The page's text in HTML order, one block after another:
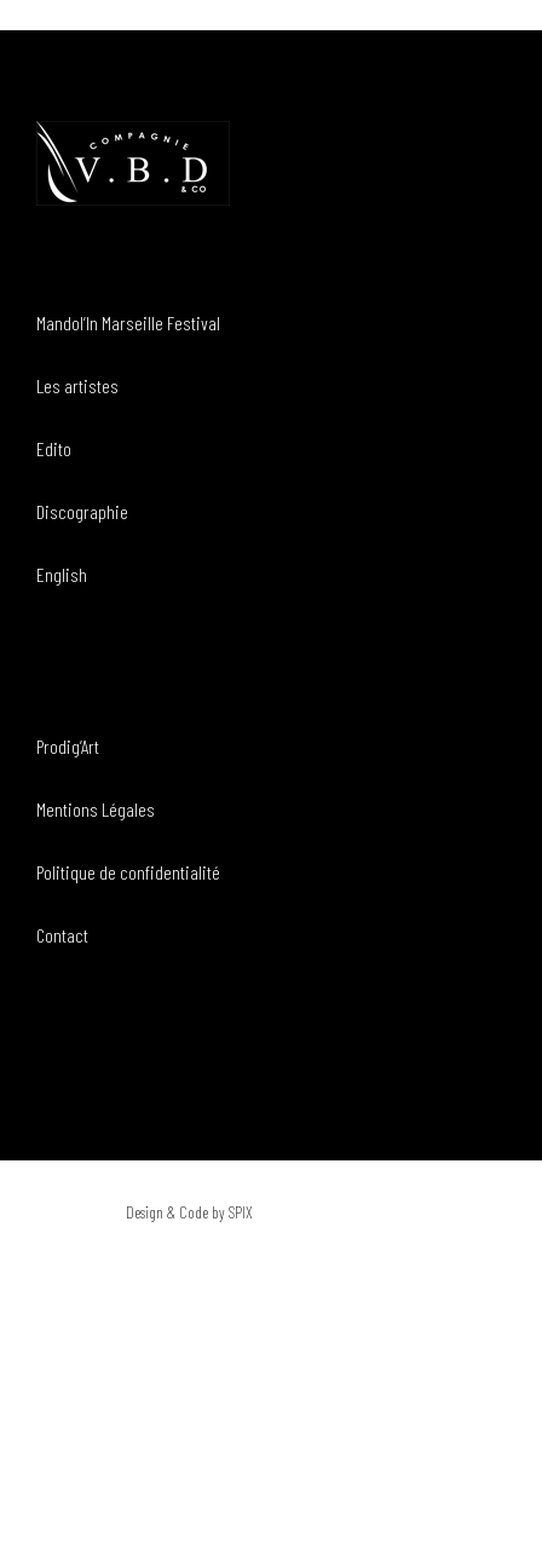
Mandol’In Marseille Festival
Les artistes
Edito
Discographie
English
Prodig’Art
Mentions Légales
Politique de confidentialité
Contact
Design & Code by SPIX